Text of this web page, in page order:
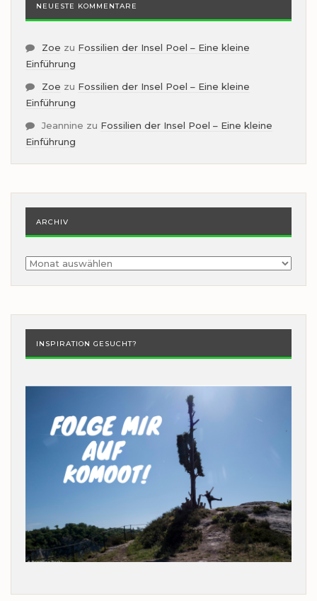
NEUESTE KOMMENTARE
Zoe zu Fossilien der Insel Poel – Eine kleine
Einführung
Zoe zu Fossilien der Insel Poel – Eine kleine
Einführung
Jeannine zu Fossilien der Insel Poel – Eine kleine
Einführung
ARCHIV
Archiv
INSPIRATION GESUCHT?